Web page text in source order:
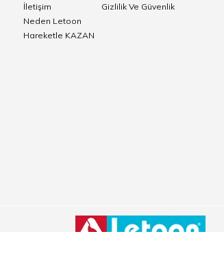
İletişim
Neden Letoon
Hareketle KAZAN
Gizlilik Ve Güvenlik